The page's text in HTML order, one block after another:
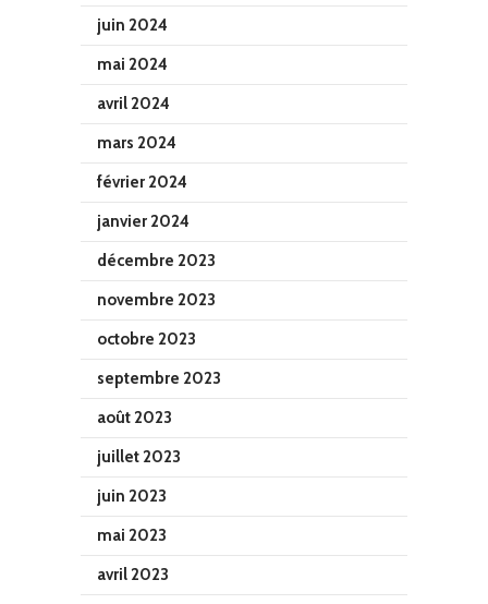
juin 2024
mai 2024
avril 2024
mars 2024
février 2024
janvier 2024
décembre 2023
novembre 2023
octobre 2023
septembre 2023
août 2023
juillet 2023
juin 2023
mai 2023
avril 2023